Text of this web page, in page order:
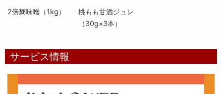
2倍麹味噌（1kg）
桃もも甘酒ジュレ
（30g×3本）
サービス情報